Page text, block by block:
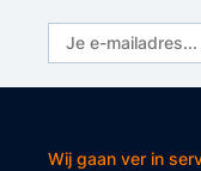
Wij gaan ver in